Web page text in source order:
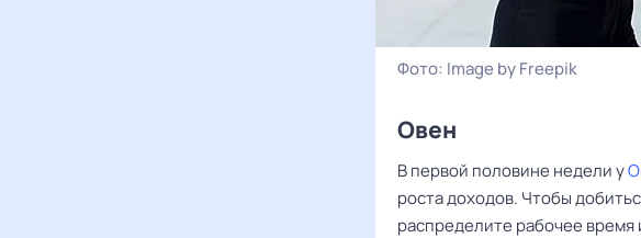
Фото: Image by Freepik
Овен ‌‌
В первой половине недели у
роста доходов. Чтобы
распределите рабочее